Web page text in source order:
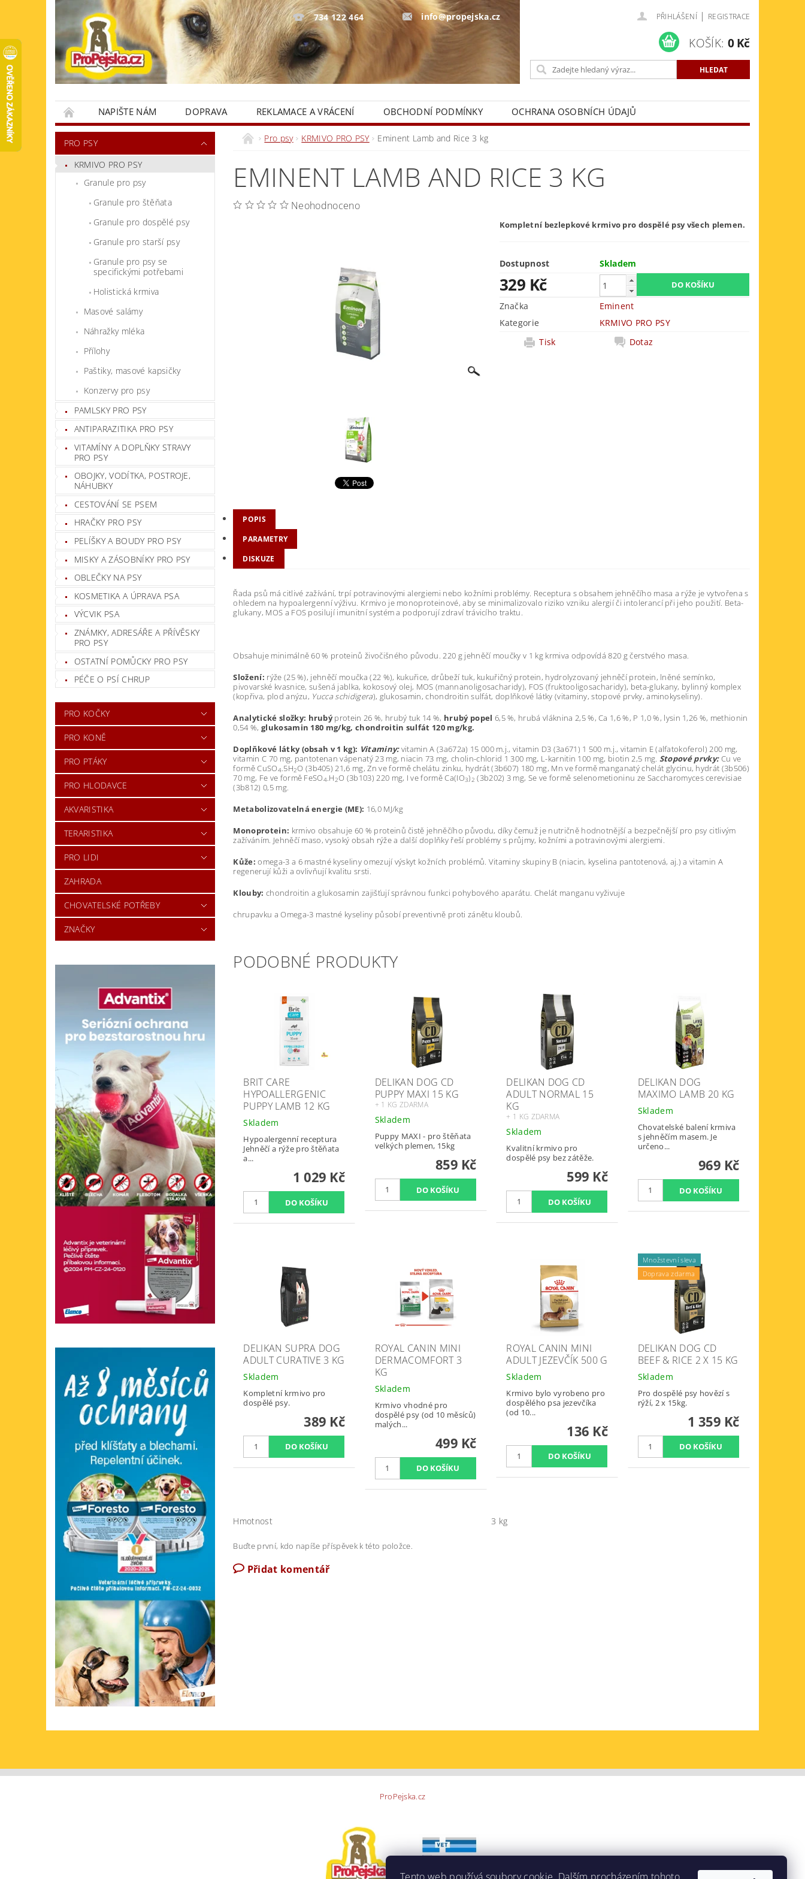
734 122 464 info@propejska.cz PŘIHLÁŠENÍ | REGISTRACE
KOŠÍK: 0 Kč
NAPIŠTE NÁM DOPRAVA REKLAMACE A VRÁCENÍ OBCHODNÍ PODMÍNKY
OCHRANA OSOBNÍCH ÚDAJŮ
KONTAKTY
PRO PSY
KRMIVO PRO PSY
Granule pro psy
Granule pro štěňata
Granule pro dospělé psy
Granule pro starší psy
Granule pro psy se
specifickými potřebami
Holistická krmiva
Masové salámy
Náhražky mléka
Přílohy
Paštiky, masové kapsičky
Konzervy pro psy
PAMLSKY PRO PSY
ANTIPARAZITIKA PRO PSY
VITAMÍNY A DOPLŇKY STRAVY
PRO PSY
OBOJKY, VODÍTKA, POSTROJE,
NÁHUBKY
CESTOVÁNÍ SE PSEM
HRAČKY PRO PSY
PELÍŠKY A BOUDY PRO PSY
MISKY A ZÁSOBNÍKY PRO PSY
OBLEČKY NA PSY
KOSMETIKA A ÚPRAVA PSA
VÝCVIK PSA
ZNÁMKY, ADRESÁŘE A PŘÍVĚSKY
PRO PSY
OSTATNÍ POMŮCKY PRO PSY
PÉČE O PSÍ CHRUP
PRO KOČKY
PRO KONĚ
PRO PTÁKY
PRO HLODAVCE
AKVARISTIKA
TERARISTIKA
PRO LIDI
ZAHRADA
CHOVATELSKÉ POTŘEBY
ZNAČKY
Pro psy KRMIVO PRO PSY Eminent Lamb and Rice 3 kg
EMINENT LAMB AND RICE 3 KG
Neohodnoceno
Kompletní bezlepkové krmivo pro dospělé psy všech plemen.
Dostupnost Skladem
329 Kč
Značka
Eminent
Kategorie
KRMIVO PRO PSY
Tisk
Dotaz
POPIS
PARAMETRY
DISKUZE
Řada psů má citlivé zažívání, trpí potravinovými alergiemi nebo kožními problémy. Receptura s obsahem jehněčího masa a rýže je vytvořena s
ohledem na hypoalergenní výživu. Krmivo je monoproteinové, aby se minimalizovalo riziko vzniku alergií či intolerancí při jeho použití. Beta-
glukany, MOS a FOS posilují imunitní systém a podporují zdraví trávicího traktu.
Obsahuje minimálně 60 % proteinů živočišného původu. 220 g jehněčí moučky v 1 kg krmiva odpovídá 820 g čerstvého masa.
Složení: rýže (25 %), jehněčí moučka (22 %), kukuřice, drůbeží tuk, kukuřičný protein, hydrolyzovaný jehněčí protein, lněné semínko,
pivovarské kvasnice, sušená jablka, kokosový olej, MOS (mannanoligosacharidy), FOS (fruktooligosacharidy), beta-glukany, bylinný komplex
(kopřiva, plod anýzu, Yucca schidigera), glukosamin, chondroitin sulfát, doplňkové látky (vitaminy, stopové prvky, aminokyseliny).
Analytické složky: hrubýprotein 26 %, hrubý tuk 14 %, hrubý popel 6,5 %, hrubá vláknina 2,5 %, Ca 1,6 %, P 1,0 %, lysin 1,26 %, methionin
0,54 %, glukosamin 180 mg/kg, chondroitin sulfát 120 mg/kg.
Doplňkové látky (obsah v 1 kg): Vitaminy:vitamin A (3a672a) 15 000 m.j., vitamin D3 (3a671) 1 500 m.j., vitamin E (alfatokoferol) 200 mg,
vitamin C 70 mg, pantotenan vápenatý 23 mg, niacin 73 mg, cholin-chlorid 1 300 mg, L-karnitin 100 mg, biotin 2,5 mg. Stopové prvky:Cu ve
formě CuSO4.5H2O (3b405) 21,6 mg, Zn ve formě chelátu zinku, hydrát (3b607) 180 mg, Mn ve formě manganatý chelát glycinu, hydrát (3b506)
70 mg, Fe ve formě FeSO4.H2O (3b103) 220 mg, I ve formě Ca(IO3)2 (3b202) 3 mg, Se ve formě selenometioninu ze Saccharomyces cerevisiae
(3b812) 0,5 mg.
Metabolizovatelnáenergie (ME): 16,0 MJ/kg
Monoprotein: krmivo obsahuje 60 % proteinů čistě jehněčího původu, díky čemuž je nutričně hodnotnější a bezpečnější pro psy citlivým
zažíváním. Jehněčí maso, vysoký obsah rýže a další doplňky řeší problémy s průjmy, kožními a potravinovými alergiemi.
Kůže: omega-3 a 6 mastné kyseliny omezují výskyt kožních problémů. Vitaminy skupiny B (niacin, kyselina pantotenová, aj.) a vitamin A
regenerují kůži a ovlivňují kvalitu srsti.
Klouby: chondroitin a glukosamin zajišťují správnou funkci pohybového aparátu. Chelát manganu vyživuje
chrupavku a Omega-3 mastné kyseliny působí preventivně proti zánětu kloubů.
PODOBNÉ PRODUKTY
BRIT CARE
HYPOALLERGENIC
PUPPY LAMB 12 KG
Skladem
Hypoalergenní receptura
Jehněčí a rýže pro štěňata
a...
1 029 Kč
DELIKAN DOG CD
PUPPY MAXI 15 KG
+ 1 KG ZDARMA
Skladem
Puppy MAXI - pro štěňata
velkých plemen, 15kg
859 Kč
DELIKAN DOG CD
ADULT NORMAL 15
KG
+ 1 KG ZDARMA
Skladem
Kvalitní krmivo pro
dospělé psy bez zátěže.
599 Kč
DELIKAN DOG
MAXIMO LAMB 20 KG
Skladem
Chovatelské balení krmiva
s jehněčím masem. Je
určeno...
969 Kč
DELIKAN SUPRA DOG
ADULT CURATIVE 3 KG
Skladem
Kompletní krmivo pro
dospělé psy.
389 Kč
ROYAL CANIN MINI
DERMACOMFORT 3
KG
Skladem
Krmivo vhodné pro
dospělé psy (od 10 měsíců)
malých...
499 Kč
ROYAL CANIN MINI
ADULT JEZEVČÍK 500 G
Skladem
Krmivo bylo vyrobeno pro
dospělého psa jezevčíka
(od 10...
136 Kč
Množstevní sleva
Doprava zdarma
DELIKAN DOG CD
BEEF & RICE 2 X 15 KG
Skladem
Pro dospělé psy hovězí s
rýží, 2 x 15kg.
1 359 Kč
Hmotnost 3 kg
Buďte první, kdo napíše příspěvek k této položce.
Přidat komentář
ProPejska.cz